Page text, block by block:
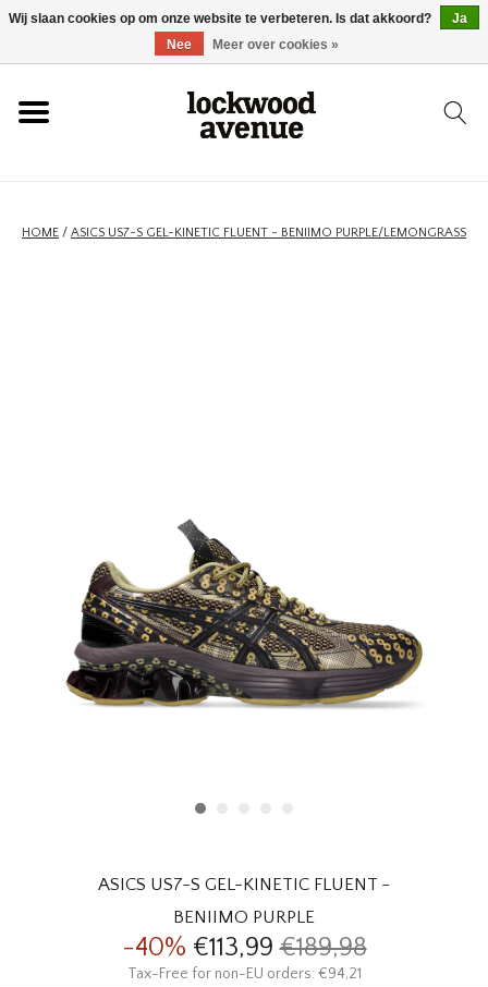
HOME
NIEUW
HOME / ASICS US7-S GEL-KINETIC FLUENT - BENIIMO PURPLE/LEMONGRASS
ASICS US7-S GEL-KINETIC FLUENT -
BENIIMO PURPLE
-40% €113,99€189,98
Tax-Free for non-EU orders: €94,21
Wij slaan cookies op om onze website te verbeteren. Is dat akkoord?
Ja
Nee
Meer over cookies »